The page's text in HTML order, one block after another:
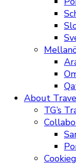
About
TG’s